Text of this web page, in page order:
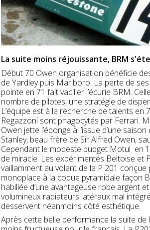
La suite moins réjouissante, BRM
Début 70 Owen organisation bénéficie
de Yardley puis Marlboro. La perte de
pointe en 71 fait vaciller l’écurie BRM.
nombre de pilotes, une stratégie de
L’équipe est à la recherche de talents en
Regazzoni sont phagocytés par Ferrari.
Owen jette l’éponge à l’issue d’une
Stanley, beau frère de Sir Alfred Owen,
Cependant le modeste budget Motul en
de miracle. Les expérimentés Beltoise et
vaillamment au volant de la P 201 conçue
monoplace à la coque pyramidale façon
habillée d’une avantageuse robe argent
volumineux radiateurs latéraux mal
desservent néanmoins côté esthétique.
Après cette belle performance la suite de